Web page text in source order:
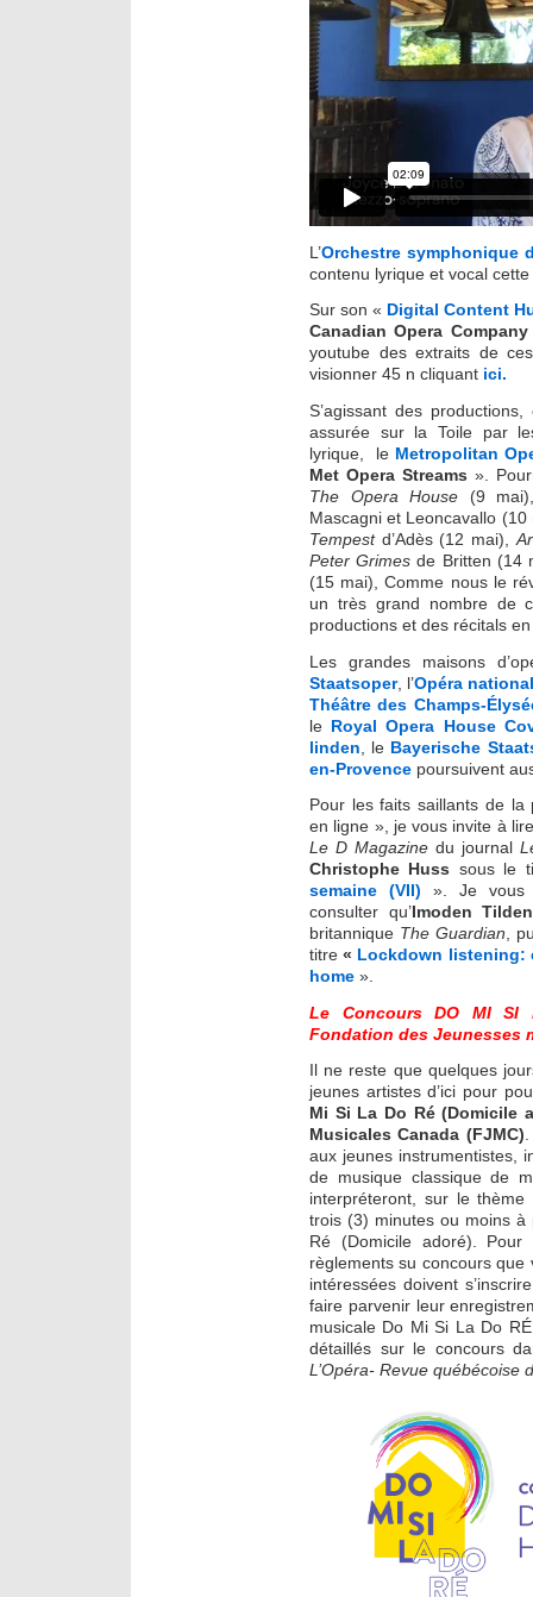
L’Orchestre symphonique
contenu lyrique et vocal
Sur son « Digital Content
Canadian Opera Company
youtube des extraits de
visionner 45 n cliquant ici.
S’agissant des
assurée sur la Toile par
lyrique, le Metropolitan
Met Opera Streams ».
The Opera House (9
Mascagni et Leoncavallo
Tempest d’Adès (12 mai),
Peter Grimes de Britten (14
(15 mai), Comme nous le
un très grand nombre de
productions et des récitals
Les grandes maisons
Staatsoper, l’Opéra
Théâtre des Champs-
le Royal Opera House
linden , le Bayerische
en-Provence poursuivent
Pour les faits saillants de la
en ligne », je vous invite à
Le D Magazine du journal
Christophe Huss sous le
semaine (VII)». Je vous
consulter qu’Imoden Tilden
britannique The Guardian ,
titre« Lockdown listening:
home ».
Le Concours DO MI SI
Fondation des Jeunesses
Il ne reste que quelques
jeunes artistes d’ici pour
Mi Si La Do Ré (Domicile
Musicales Canada (FJMC)
aux jeunes instrumentistes,
de musique classique de
interpréteront, sur le
trois (3) minutes ou moins
Ré (Domicile adoré).
règlements su concours
intéressées doivent
faire parvenir leur
musicale Do Mi Si La Do
détaillés sur le concours
L’Opéra- Revue québécoise